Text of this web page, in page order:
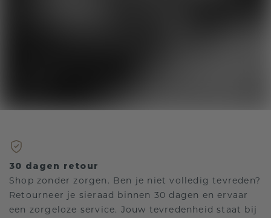
30 dagen retour
Shop zonder zorgen. Ben je niet volledig tevreden?
Retourneer je sieraad binnen 30 dagen en ervaar
een zorgeloze service. Jouw tevredenheid staat bij